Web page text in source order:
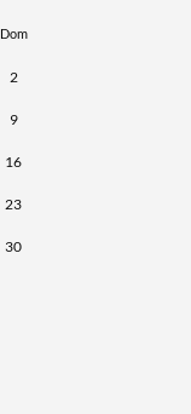
Dom
2
9
16
23
30